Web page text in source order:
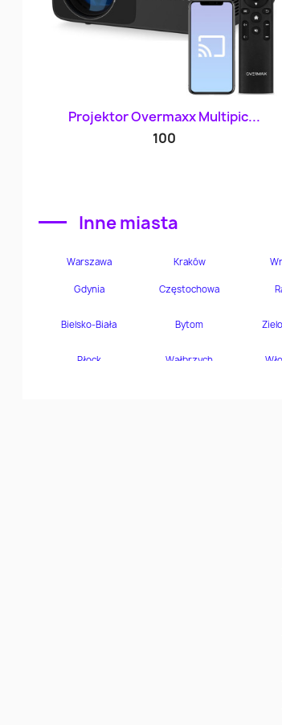
Szybki podgląd
Projektor Overmaxx Multipic...
100
Inne miasta